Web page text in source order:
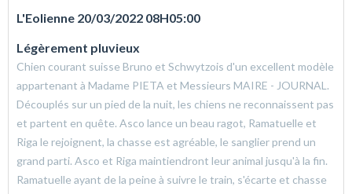
L'Eolienne 20/03/2022 08H05:00
Légèrement pluvieux
Chien courant suisse Bruno et Schwytzois d'un excellent modèle
appartenant à Madame PIETA et Messieurs MAIRE - JOURNAL.
Découplés sur un pied de la nuit, les chiens ne reconnaissent pas
et partent en quête. Asco lance un beau ragot, Ramatuelle et
Riga le rejoignent, la chasse est agréable, le sanglier prend un
grand parti. Asco et Riga maintiendront leur animal jusqu'à la fin.
Ramatuelle ayant de la peine à suivre le train, s'écarte et chasse